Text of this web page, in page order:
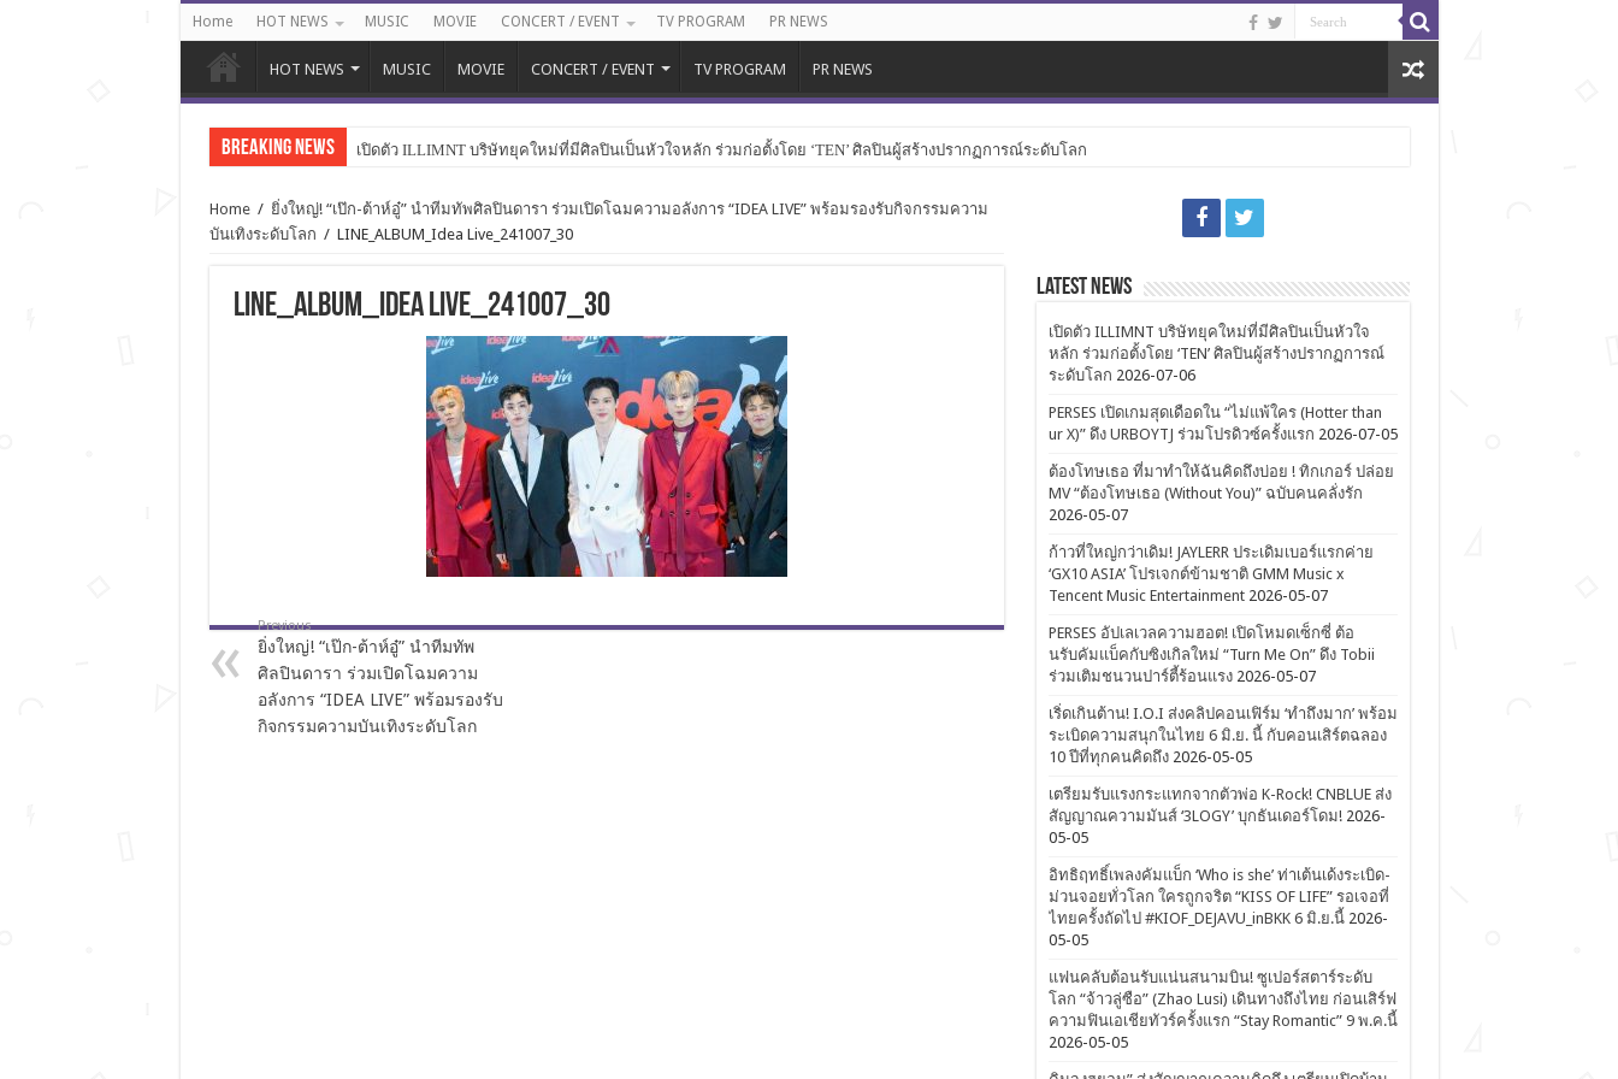
Home HOT NEWS MUSIC MOVIE CONCERT / EVENT TV PROGRAM PR NEWS
HOT NEWS MUSIC MOVIE CONCERT / EVENT TV PROGRAM PR NEWS
Breaking News เปิดตัว ILLIMNT บริษัทยุคใหม่ที่มีศิลปินเป็นหัวใจหลัก ร่วมก่อตั้งโดย ‘TEN’ ศิลปินผู้สร้างปรากฏการณ์ระดับโลก
Home / ยิ่งใหญ่! “เป๊ก-ต้าห์อู๋” นำทีมทัพศิลปินดารา ร่วมเปิดโฉมความอลังการ “IDEA LIVE” พร้อมรองรับกิจกรรมความ
บันเทิงระดับโลก / LINE_ALBUM_Idea Live_241007_30
LINE_ALBUM_Idea Live_241007_30
Previous
ยิ่งใหญ่! “เป๊ก-ต้าห์อู๋” นำทีมทัพ
ศิลปินดารา ร่วมเปิดโฉมความ
อลังการ “IDEA LIVE” พร้อมรองรับ
กิจกรรมความบันเทิงระดับโลก
Latest News
เปิดตัว ILLIMNT บริษัทยุคใหม่ที่มีศิลปินเป็นหัวใจ
หลัก ร่วมก่อตั้งโดย ‘TEN’ ศิลปินผู้สร้างปรากฏการณ์
ระดับโลก 2026-07-06
PERSES เปิดเกมสุดเดือดใน “ไม่แพ้ใคร (Hotter than
ur X)” ดึง URBOYTJ ร่วมโปรดิวซ์ครั้งแรก 2026-07-05
ต้องโทษเธอ ที่มาทำให้ฉันคิดถึงบ่อย ! ทิกเกอร์ ปล่อย
MV “ต้องโทษเธอ (Without You)” ฉบับคนคลั่งรัก
2026-05-07
ก้าวที่ใหญ่กว่าเดิม! JAYLERR ประเดิมเบอร์แรกค่าย
‘GX10 ASIA’ โปรเจกต์ข้ามชาติ GMM Music x
Tencent Music Entertainment 2026-05-07
PERSES อัปเลเวลความฮอต! เปิดโหมดเซ็กซี่ ต้อ
นรับคัมแบ็คกับซิงเกิลใหม่ “Turn Me On” ดึง Tobii
ร่วมเติมชนวนปาร์ตี้ร้อนแรง 2026-05-07
เริ่ดเกินต้าน! I.O.I ส่งคลิปคอนเฟิร์ม ‘ทำถึงมาก’ พร้อม
ระเบิดความสนุกในไทย 6 มิ.ย. นี้ กับคอนเสิร์ตฉลอง
10 ปีที่ทุกคนคิดถึง 2026-05-05
เตรียมรับแรงกระแทกจากตัวพ่อ K-Rock! CNBLUE ส่ง
สัญญาณความมันส์ ‘3LOGY’ บุกธันเดอร์โดม! 2026-
05-05
อิทธิฤทธิ์เพลงคัมแบ็ก ‘Who is she’ ท่าเต้นเด้งระเบิด-
ม่วนจอยทั่วโลก ใครถูกจริต “KISS OF LIFE” รอเจอที่
ไทยครั้งถัดไป #KIOF_DEJAVU_inBKK 6 มิ.ย.นี้ 2026-
05-05
แฟนคลับต้อนรับแน่นสนามบิน! ซูเปอร์สตาร์ระดับ
โลก “จ้าวลู่ซือ” (Zhao Lusi) เดินทางถึงไทย ก่อนเสิร์ฟ
ความฟินเอเชียทัวร์ครั้งแรก “Stay Romantic” 9 พ.ค.นี้
2026-05-05